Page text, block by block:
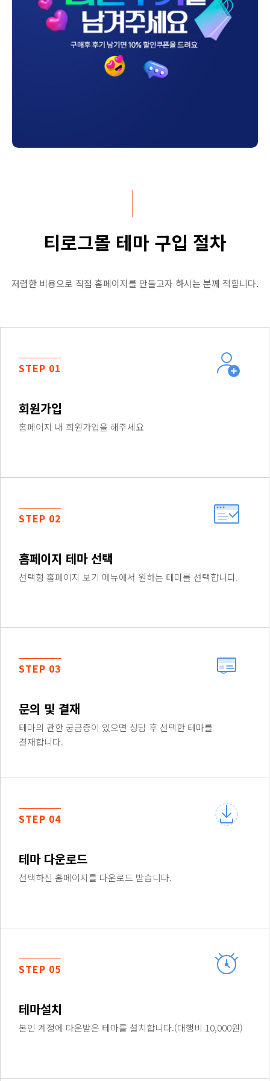
티로그몰 테마 구입 절차
저렴한 비용으로 직접 홈페이지를 만들고자 하시는 분께 적합니다.
STEP 01
회원가입
홈페이지 내 회원가입을 해주세요
STEP 02
홈페이지 테마 선택
선택형 홈페이지 보기 메뉴에서 원하는 테마를 선택합니다.
STEP 03
문의 및 결재
테마의 관한 궁금증이 있으면 상담 후 선택한 테마를
결재합니다.
STEP 04
테마 다운로드
선택하신 홈페이지를 다운로드 받습니다.
STEP 05
테마설치
본인 계정에 다운받은 테마를 설치합니다.(대행비 10,000원)